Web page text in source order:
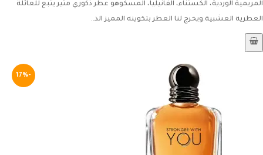
المريمية الوردية، الكستناء، الفانيليا، المسكوهو عطر ذكوري مثير يتبع للعائلة
العطرية العشبية.ويخرج لنا العطر بتكوينه المميز الذ..
-17%